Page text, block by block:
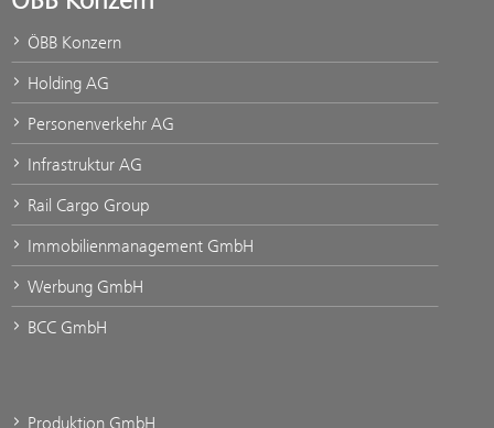
ÖBB Konzern
Holding AG
Personenverkehr AG
Infrastruktur AG
Rail Cargo Group
Immobilienmanagement GmbH
Werbung GmbH
BCC GmbH
Produktion GmbH